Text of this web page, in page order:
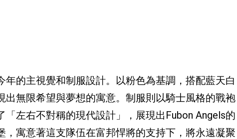
的主視覺和制服設計。以粉色為基調，搭配藍天白
無限希望與夢想的寓意。制服則以騎士風格的戰袍
左右不對稱的現代設計」，展現出Fubon Angels的
寓意著這支隊伍在富邦悍將的支持下，將永遠凝聚